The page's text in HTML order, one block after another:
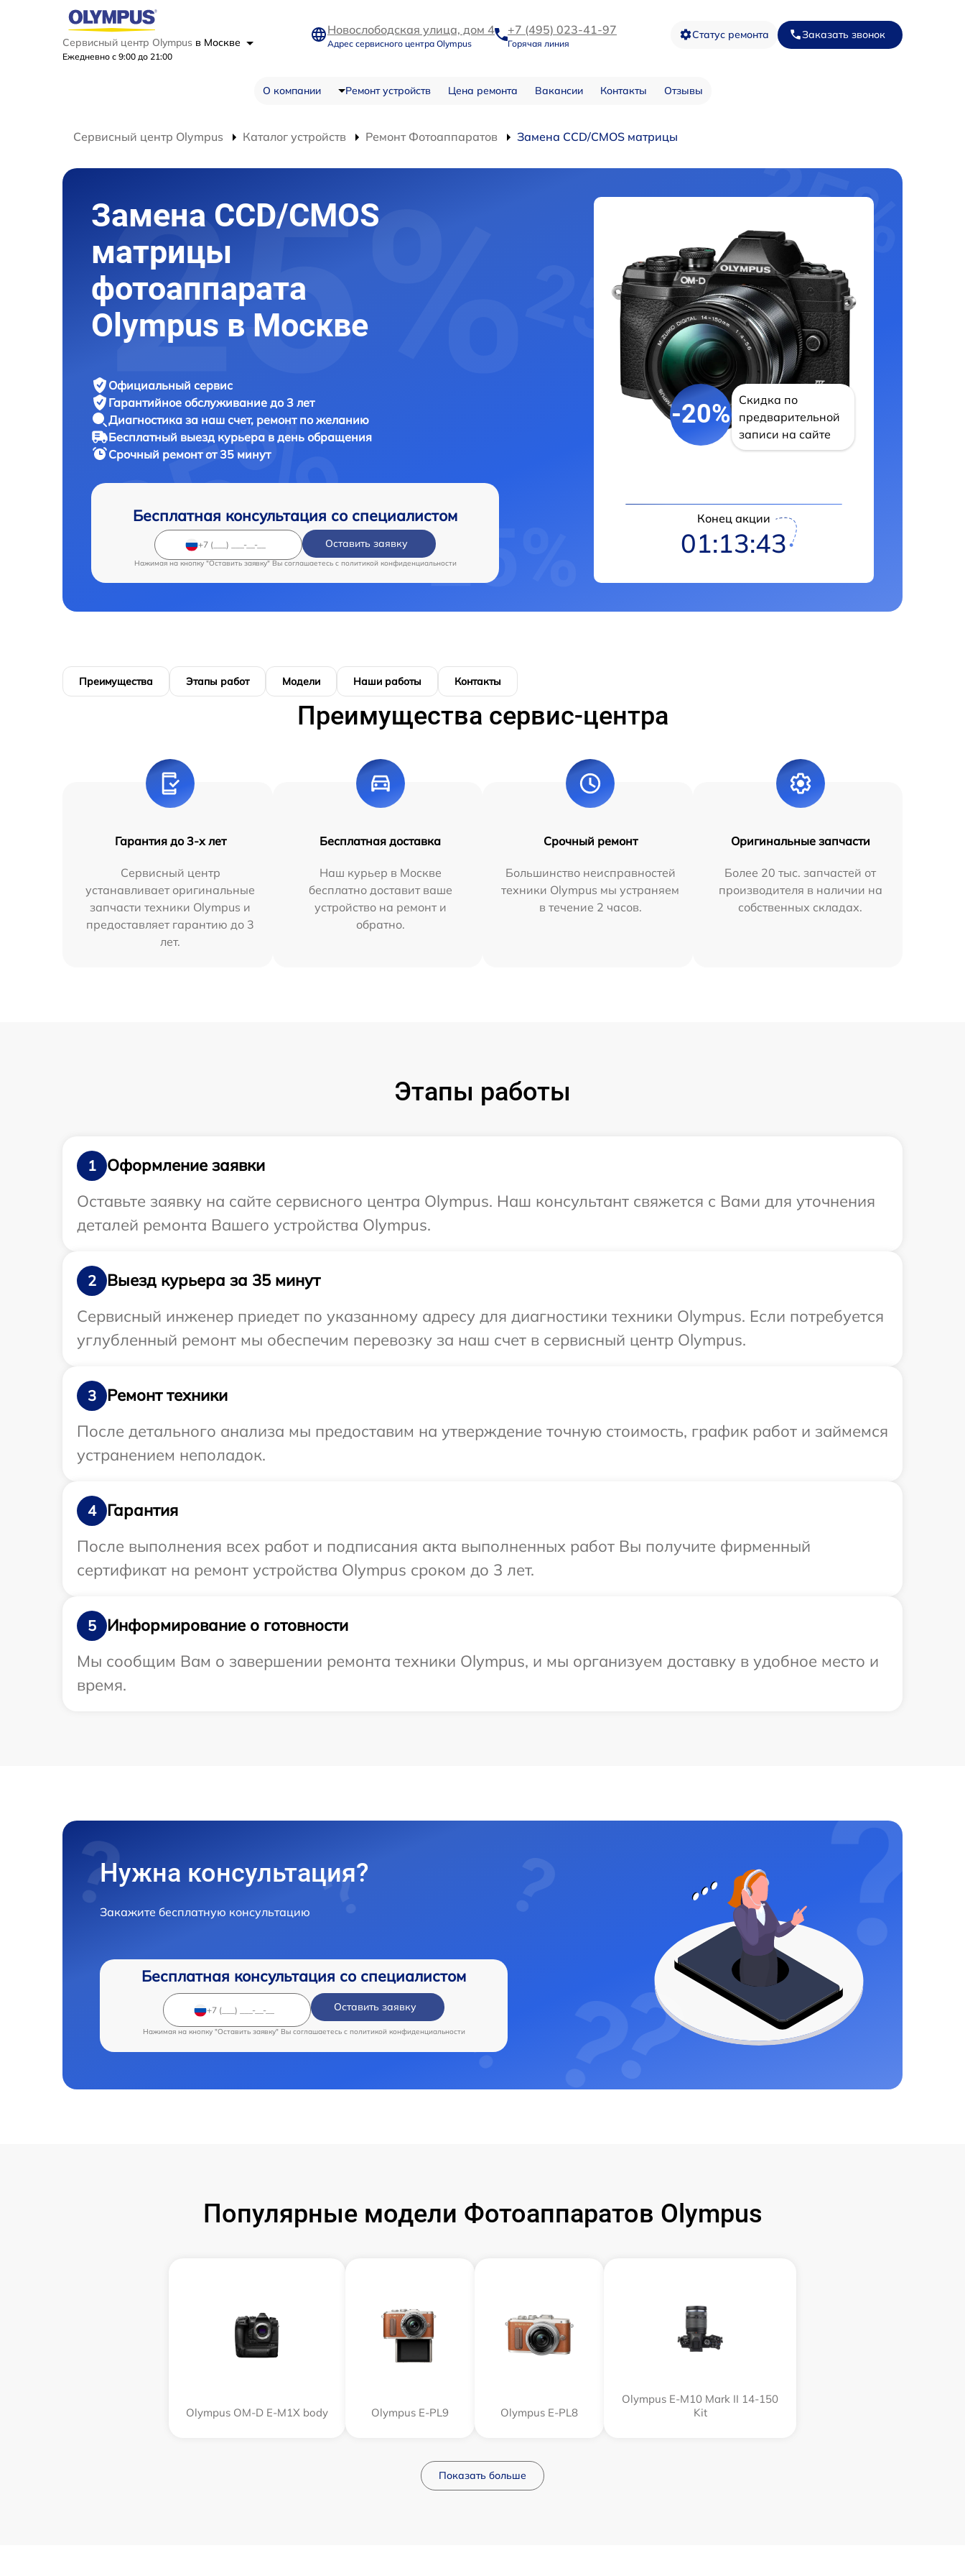
Сервисный центр Olympus в Москве
Ежедневно с 9:00 до 21:00
Новослободская улица, дом 4
Адрес сервисного центра Olympus
+7 (495) 023-41-97
Горячая линия
Статус ремонта Заказать звонок
О компании Ремонт устройств Цена ремонта Вакансии Контакты Отзывы
Сервисный центр Olympus Каталог устройств Ремонт Фотоаппаратов Замена CCD/CMOS матрицы
Замена CCD/CMOS
матрицы
фотоаппарата
Olympus в Москве
Официальный сервис
Гарантийное обслуживание до 3 лет
Диагностика за наш счет, ремонт по желанию
Бесплатный выезд курьера в день обращения
Срочный ремонтот 35 минут
Бесплатная консультация со специалистом
Оставить заявку
Нажимая на кнопку "Оставить заявку" Вы соглашаетесь c политикой конфиденциальности
-20%
Скидка по
предварительной
записи на сайте
Конец акции
01:13:41
Преимущества Этапы работ Модели Наши работы Контакты
Преимущества сервис-центра
Гарантия до 3-х лет
Сервисный центр
устанавливает оригинальные
запчасти техники Olympus и
предоставляет гарантию до 3
лет.
Бесплатная доставка
Наш курьер в Москве
бесплатно доставит ваше
устройство на ремонт и
обратно.
Срочный ремонт
Большинство неисправностей
техники Olympus мы устраняем
в течение 2 часов.
Оригинальные запчасти
Более 20 тыс. запчастей от
производителя в наличии на
собственных складах.
Этапы работы
1
Оформление заявки
Оставьте заявку на сайте сервисного центра Olympus. Наш консультант свяжется с Вами для уточнения
деталей ремонта Вашего устройства Olympus.
2
Выезд курьера за 35 минут
Сервисный инженер приедет по указанному адресу для диагностики техники Olympus. Если потребуется
углубленный ремонт мы обеспечим перевозку за наш счет в сервисный центр Olympus.
3
Ремонт техники
После детального анализа мы предоставим на утверждение точную стоимость, график работ и займемся
устранением неполадок.
4
Гарантия
После выполнения всех работ и подписания акта выполненных работ Вы получите фирменный
сертификат на ремонт устройства Olympus сроком до 3 лет.
5
Информирование о готовности
Мы сообщим Вам о завершении ремонта техники Olympus, и мы организуем доставку в удобное место и
время.
Нужна консультация?
Закажите бесплатную консультацию
Бесплатная консультация со специалистом
Оставить заявку
Нажимая на кнопку "Оставить заявку" Вы соглашаетесь c политикой конфиденциальности
Популярные модели Фотоаппаратов Olympus
Olympus OM-D E-M1X body Olympus E‑PL9 Olympus E-PL8
Olympus E‑M10 Mark II 14-150
Kit
Показать больше